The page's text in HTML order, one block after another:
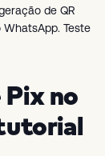
de QR
Teste
no